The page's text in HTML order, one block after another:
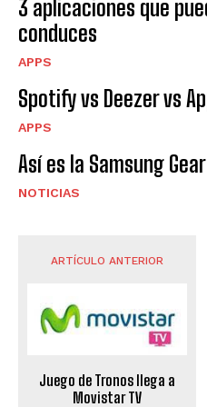
3 aplicaciones que
conduces
APPS
Spotify vs Deezer vs
APPS
Así es la Samsung
NOTICIAS
ARTÍCULO ANTERIOR
Juego de Tronos llega a
Movistar TV